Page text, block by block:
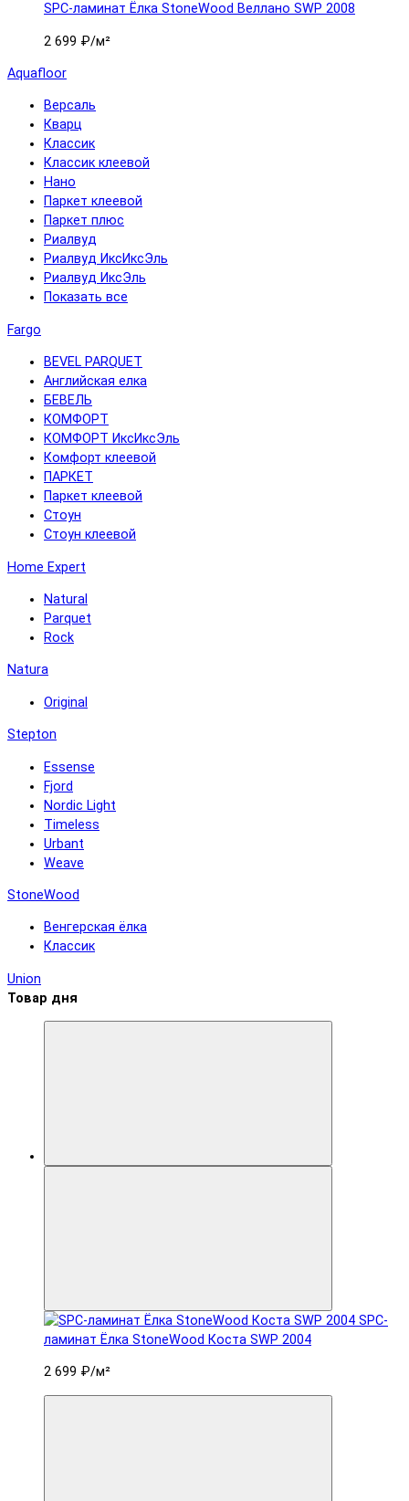
SPC-ламинат Ëлка StoneWood Веллано SWP 2008
2 699 ₽/м²
Aquafloor
Версаль
Кварц
Классик
Классик клеевой
Нано
Паркет клеевой
Паркет плюс
Риалвуд
Риалвуд ИксИксЭль
Риалвуд ИксЭль
Показать все
Fargo
BEVEL PARQUET
Английская елка
БЕВЕЛЬ
КОМФОРТ
КОМФОРТ ИксИксЭль
Комфорт клеевой
ПАРКЕТ
Паркет клеевой
Стоун
Стоун клеевой
Home Expert
Natural
Parquet
Rock
Natura
Original
Stepton
Essense
Fjord
Nordic Light
Timeless
Urbant
Weave
StoneWood
Венгерская ёлка
Классик
Union
Товар дня
SPC-
ламинат Ëлка StoneWood Коста SWP 2004
2 699 ₽/м²